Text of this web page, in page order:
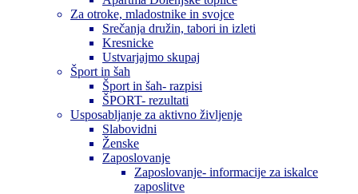
Za otroke, mladostnike in svojce
Srečanja družin, tabori in izleti
Kresnicke
Ustvarjajmo skupaj
Šport in šah
Šport in šah- razpisi
ŠPORT- rezultati
Usposabljanje za aktivno življenje
Slabovidni
Ženske
Zaposlovanje
Zaposlovanje- informacije za iskalce
zaposlitve